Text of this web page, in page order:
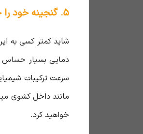
۵. گنجینه خود را حفظ کنید: اصول صحیح نگهداری عطر
شاید کمتر کسی به
دمایی بسیار حساس
سرعت ترکیبات
مانند داخل کشوی
خواهید کرد.